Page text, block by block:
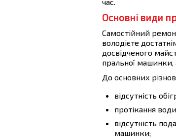
Основні види
Самостійний
володієте
досвідченого
пральної машинки,
До основних
відсутність
протікання
відсутність
машинки;